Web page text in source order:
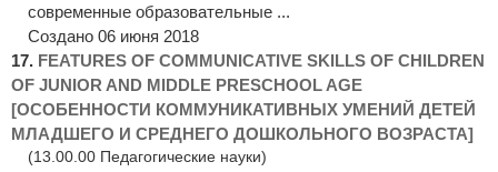
современные образовательные ...
Создано 06 июня 2018
17. FEATURES OF COMMUNICATIVE SKILLS OF CHILDREN
OF JUNIOR AND MIDDLE PRESCHOOL AGE
[ОСОБЕННОСТИ КОММУНИКАТИВНЫХ УМЕНИЙ ДЕТЕЙ
МЛАДШЕГО И СРЕДНЕГО ДОШКОЛЬНОГО ВОЗРАСТА]
(13.00.00 Педагогические науки)